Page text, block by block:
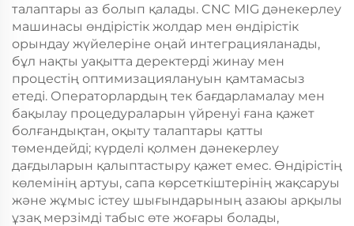
талаптары аз болып қалады. CNC MIG дәнекерлеу
машинасы өндірістік жолдар мен өндірістік
орындау жүйелеріне оңай интеграцияланады,
бұл нақты уақытта деректерді жинау мен
процестің оптимизациялануын қамтамасыз
етеді. Операторлардың тек бағдарламалау мен
бақылау процедураларын үйренуі ғана қажет
болғандықтан, оқыту талаптары қатты
төмендейді; күрделі қолмен дәнекерлеу
дағдыларын қалыптастыру қажет емес. Өндірістің
көлемінің артуы, сапа көрсеткіштерінің жақсаруы
және жұмыс істеу шығындарының азаюы арқылы
ұзақ мерзімді табыс өте жоғары болады,